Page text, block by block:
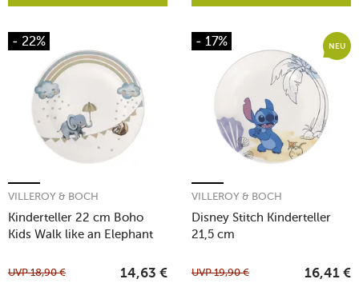
- 22%
Kinderteller 22 cm Boho
Kids Walk like an Elephant
VILLEROY & BOCH
UVP18,90 € 14,63 €
- 17% NEU
Disney Stitch Kinderteller
21,5 cm
VILLEROY & BOCH
UVP19,90 € 16,41 €